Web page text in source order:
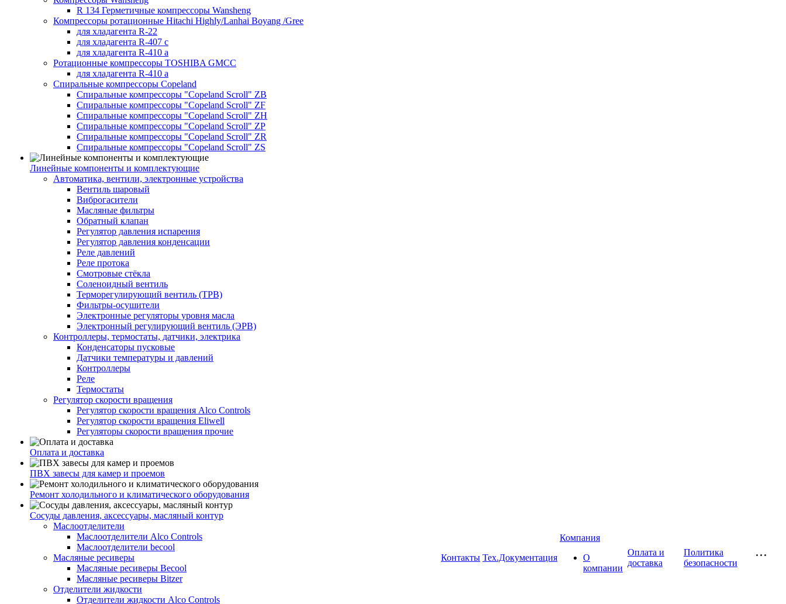
R 134 Герметичные компрессоры Wansheng
Компрессоры ротационные Hitachi Highly/Lanhai Boyang /Gree
для хладагента R-22
для хладагента R-407 с
для хладагента R-410 а
Ротационные компрессоры TOSHIBA GMCC
для хладагента R-410 а
Спиральные компрессоры Copeland
Спиральные компрессоры "Copeland Scroll" ZB
Спиральные компрессоры "Copeland Scroll" ZF
Спиральные компрессоры "Copeland Scroll" ZH
Спиральные компрессоры "Copeland Scroll" ZP
Спиральные компрессоры "Copeland Scroll" ZR
Спиральные компрессоры "Copeland Scroll" ZS
Линейные компоненты и комплектующие
Автоматика, вентили, электронные устройства
Вентиль шаровый
Виброгасители
Масляные фильтры
Обратный клапан
Регулятор давления испарения
Регулятор давления конденсации
Реле давлений
Реле протока
Смотровые стёкла
Соленоидный вентиль
Терморегулирующий вентиль (ТРВ)
Фильтры-осушители
Электронные регуляторы уровня масла
Электронный регулирующий вентиль (ЭРВ)
Контроллеры, термостаты, датчики, электрика
Конденсаторы пусковые
Датчики температуры и давлений
Контроллеры
Реле
Термостаты
Регулятор скорости вращения
Регулятор скорости вращения Alco Controls
Регулятор скорости вращения Eliwell
Регуляторы скорости вращения прочие
Оплата и доставка
ПВХ завесы для камер и проемов
Ремонт холодильного и климатического оборудования
Сосуды давления, аксессуары, масляный контур
Маслоотделители
Маслоотделители Alco Controls
Маслоотделители becool
Масляные ресиверы
Масляные ресиверы Becool
Масляные ресиверы Bitzer
Отделители жидкости
Отделители жидкости Alco Controls
Контакты Тех.Документация
Компания
О
компании
Оплата и
доставка
Политика
безопасности